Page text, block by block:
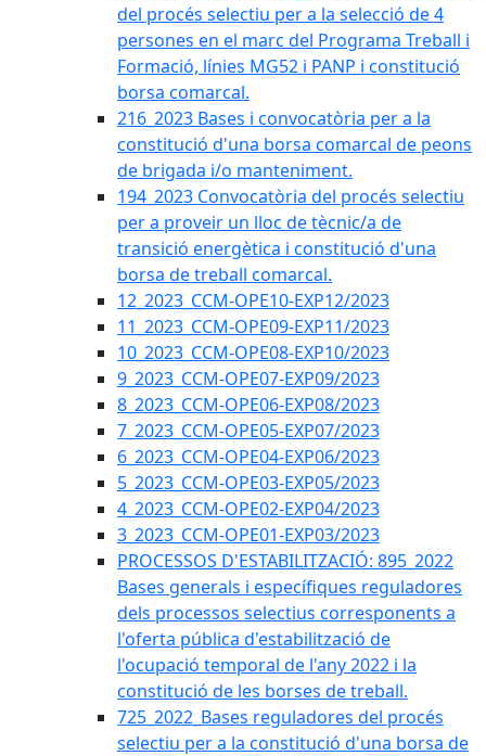
del procés selectiu per a la selecció de 4
persones en el marc del Programa Treball i
Formació, línies MG52 i PANP i constitució
borsa comarcal.
216_2023 Bases i convocatòria per a la
constitució d'una borsa comarcal de peons
de brigada i/o manteniment.
194_2023 Convocatòria del procés selectiu
per a proveir un lloc de tècnic/a de
transició energètica i constitució d'una
borsa de treball comarcal.
12_2023_CCM-OPE10-EXP12/2023
11_2023_CCM-OPE09-EXP11/2023
10_2023_CCM-OPE08-EXP10/2023
9_2023_CCM-OPE07-EXP09/2023
8_2023_CCM-OPE06-EXP08/2023
7_2023_CCM-OPE05-EXP07/2023
6_2023_CCM-OPE04-EXP06/2023
5_2023_CCM-OPE03-EXP05/2023
4_2023_CCM-OPE02-EXP04/2023
3_2023_CCM-OPE01-EXP03/2023
PROCESSOS D'ESTABILITZACIÓ: 895_2022
Bases generals i específiques reguladores
dels processos selectius corresponents a
l'oferta pública d'estabilització de
l'ocupació temporal de l'any 2022 i la
constitució de les borses de treball.
725_2022_Bases reguladores del procés
selectiu per a la constitució d'una borsa de